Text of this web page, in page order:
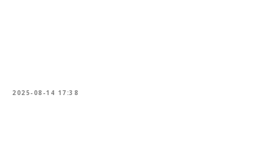
2025-08-14 17:38